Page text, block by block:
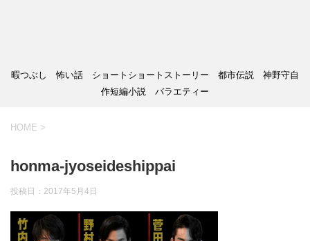
暇つぶし 怖い話 ショートショートストーリー 都市伝説 神野守自
作短編小説 バラエティー
HOME >
honma-jyoseideshippai
投稿日： 2017年5月4日